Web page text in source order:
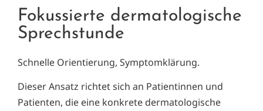
Fokussierte dermatologische
Sprechstunde
Schnelle Orientierung, Symptomklärung.
Dieser Ansatz richtet sich an Patientinnen und
Patienten, die eine konkrete dermatologische